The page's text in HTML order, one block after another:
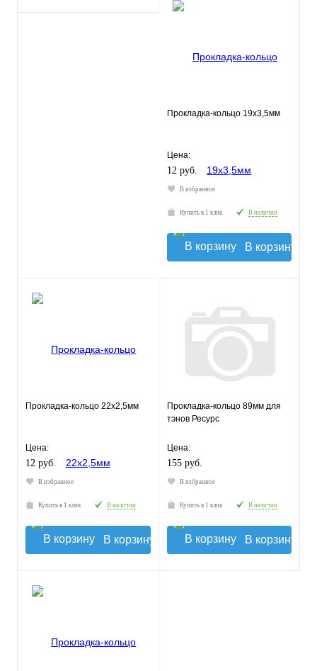
Прокладка-кольцо 19х3,5мм
Цена:
12 руб.
В избранное
Купить в 1 клик В наличии
В корзину
Прокладка-кольцо 22х2,5мм
Цена:
12 руб.
В избранное
Купить в 1 клик В наличии
В корзину
Прокладка-кольцо 89мм для
тэнов Ресурс
Цена:
155 руб.
В избранное
Купить в 1 клик В наличии
В корзину